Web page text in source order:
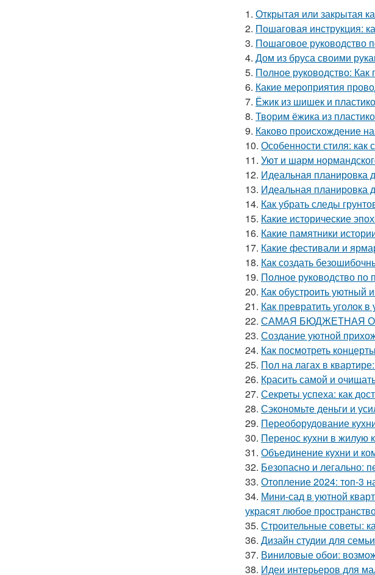
1. Открытая или закрытая
2. Пошаговая инструкция:
3. Пошаговое руководство
4. Дом из бруса своими
5. Полное руководство: Как
6. Какие мероприятия
7. Ёжик из шишек и
8. Творим ёжика из
9. Каково происхождение
10. Особенности стиля: как
11. Уют и шарм
12. Идеальная планировка
13. Идеальная планировка
14. Как убрать следы
15. Какие исторические
16. Какие памятники
17. Какие фестивали и
18. Как создать
19. Полное руководство по
20. Как обустроить уютный
21. Как превратить уголок
22. САМАЯ БЮДЖЕТНАЯ
23. Создание уютной
24. Как посмотреть
25. Пол на лагах в
26. Красить самой и
27. Секреты успеха: как
28. Сэкономьте деньги и
29. Переоборудование
30. Перенос кухни в жилую
31. Объединение кухни и
32. Безопасно и легально:
33. Отопление 2024: топ-3
34. Мини-сад в уютной
украсят любое
35. Строительные советы:
36. Дизайн студии для
37. Виниловые обои:
38. Идеи интерьеров для